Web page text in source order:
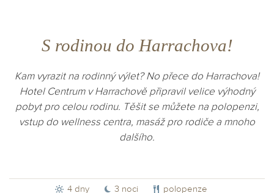
S rodinou do Harrachova!
Kam vyrazit na rodinný výlet? No přece do Harrachova!
Hotel Centrum v Harrachově připravil velice výhodný
pobyt pro celou rodinu. Těšit se můžete na polopenzi,
vstup do wellness centra, masáž pro rodiče a mnoho
dalšího.
4 dny 3 noci polopenze